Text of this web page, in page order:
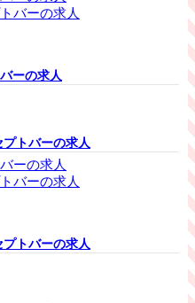
バーの求人
ーの求人
トバーの求人
ーの求人
バーの求人
トバーの求人